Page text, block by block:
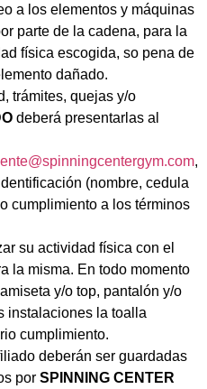
a los elementos y máquinas
parte de la cadena, para la
física escogida, so pena de
dañado.
trámites, quejas y/o
deberá presentarlas al
,
(nombre, cedula
cumplimiento a los términos
su actividad física con el
la misma. En todo momento
y/o top, pantalón y/o
instalaciones la toalla
cumplimiento.
deberán ser guardadas
por SPINNING CENTER